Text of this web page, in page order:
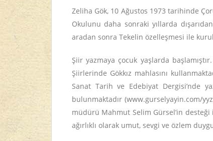
Zeliha Gök, 10 Ağustos 1973 tarihinde
Okulunu daha sonraki yıllarda
aradan sonra Tekelin özelleşmesi ile
Şiir yazmaya çocuk yaşlarda
Şiirlerinde Gökkız mahlasını
Sanat Tarih ve Edebiyat Dergisi’nde
bulunmaktadır (www.gurselyayin.com/
müdürü Mahmut Selim Gürsel’in
ağırlıklı olarak umut, sevgi ve özlem